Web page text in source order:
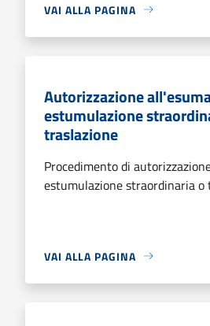
VAI ALLA PAGINA
Autorizzazione
estumulazione
traslazione
Procedimento di
estumulazione straordinaria o
VAI ALLA PAGINA